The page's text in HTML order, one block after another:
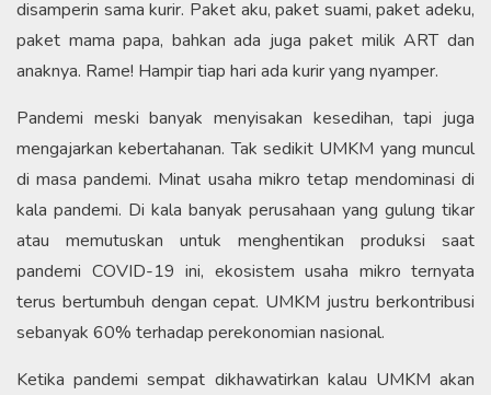
disamperin sama kurir. Paket aku, paket suami, paket adeku,
paket mama papa, bahkan ada juga paket milik ART dan
anaknya. Rame! Hampir tiap hari ada kurir yang nyamper.
Pandemi meski banyak menyisakan kesedihan, tapi juga
mengajarkan kebertahanan. Tak sedikit UMKM yang muncul
di masa pandemi. Minat usaha mikro tetap mendominasi di
kala pandemi. Di kala banyak perusahaan yang gulung tikar
atau memutuskan untuk menghentikan produksi saat
pandemi COVID-19 ini, ekosistem usaha mikro ternyata
terus bertumbuh dengan cepat. UMKM justru berkontribusi
sebanyak 60% terhadap perekonomian nasional.
Ketika pandemi sempat dikhawatirkan kalau UMKM akan